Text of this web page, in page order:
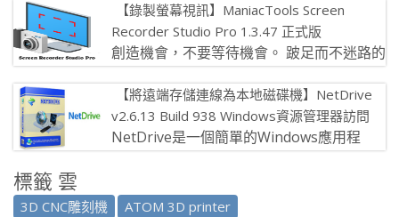
教學或新聞報導的情況下，就可以在未 […]
【錄製螢幕視訊】ManiacTools Screen
Recorder Studio Pro 1.3.47 正式版
創造機會，不要等待機會。 跛足而不迷路的
達目的地。 黑夜無論怎樣漫長，白 […]
【將遠端存儲連線為本地磁碟機】NetDrive
v2.6.13 Build 938 Windows資源管理器訪問
NetDrive是一個簡單的Windows應用程
器）連線為本地磁碟機， […]
標籤 雲
3D CNC雕刻機
ATOM 3D printer